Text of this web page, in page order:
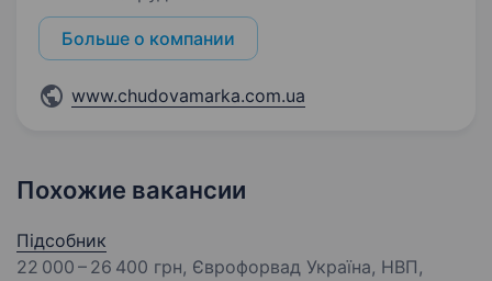
Больше о компании
www.chudovamarka.com.ua
Похожие вакансии
Підсобник
22 000 – 26 400 грн, Єврофорвад Україна, НВП,